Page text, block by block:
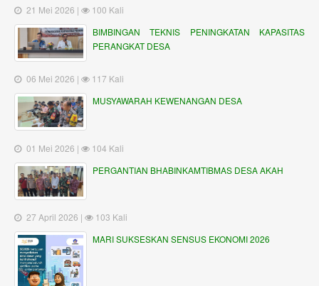
21 Mei 2026 |
100 Kali
BIMBINGAN TEKNIS PENINGKATAN KAPASITAS
PERANGKAT DESA
06 Mei 2026 |
117 Kali
MUSYAWARAH KEWENANGAN DESA
01 Mei 2026 |
104 Kali
PERGANTIAN BHABINKAMTIBMAS DESA AKAH
27 April 2026 |
103 Kali
MARI SUKSESKAN SENSUS EKONOMI 2026